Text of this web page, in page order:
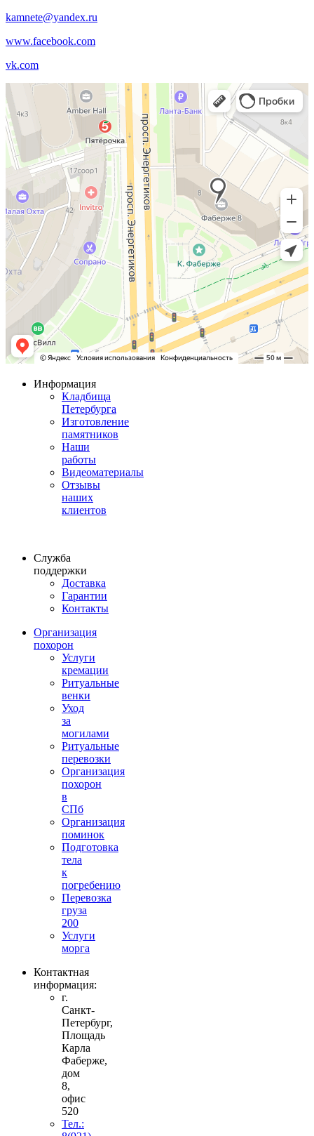
kamnete@yandex.ru
www.facebook.com
vk.com
Информация
Кладбища
Петербурга
Изготовление
памятников
Наши
работы
Видеоматериалы
Отзывы
наших
клиентов
Служба
поддержки
Доставка
Гарантии
Контакты
Организация
похорон
Услуги
кремации
Ритуальные
венки
Уход
за
могилами
Ритуальные
перевозки
Организация
похорон
в
СПб
Организация
поминок
Подготовка
тела
к
погребению
Перевозка
груза
200
Услуги
морга
Контактная
информация:
г.
Санкт-
Петербург,
Площадь
Карла
Фаберже,
дом
8,
офис
520
Тел.: